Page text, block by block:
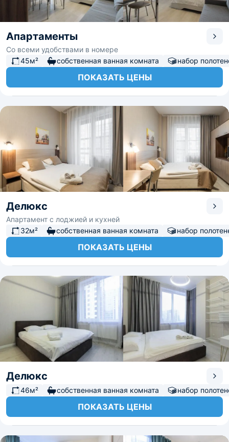
Апартаменты
Со всеми удобствами в номере
45м²
собственная ванная комната набор
ПОКАЗАТЬ ЦЕНЫ
Делюкс
Апартамент с лоджией и кухней
32м²
собственная ванная комната набор
ПОКАЗАТЬ ЦЕНЫ
Делюкс
46м² собственная ванная комната набор
ПОКАЗАТЬ ЦЕНЫ